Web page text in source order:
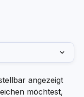
angezeigt
möchtest,